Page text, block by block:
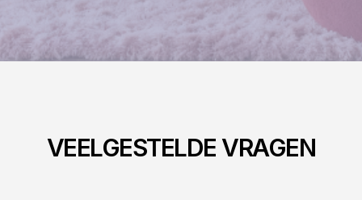
VEELGESTELDE VRAGEN